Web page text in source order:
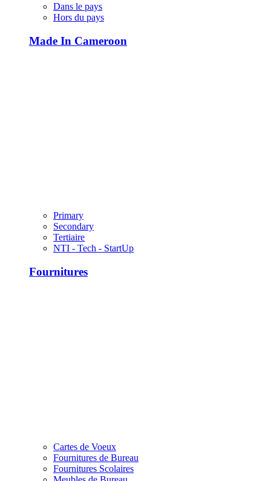
Dans le pays
Hors du pays
Made In Cameroon
Primary
Secondary
Tertiaire
NTI - Tech - StartUp
Fournitures
Cartes de Voeux
Fournitures de Bureau
Fournitures Scolaires